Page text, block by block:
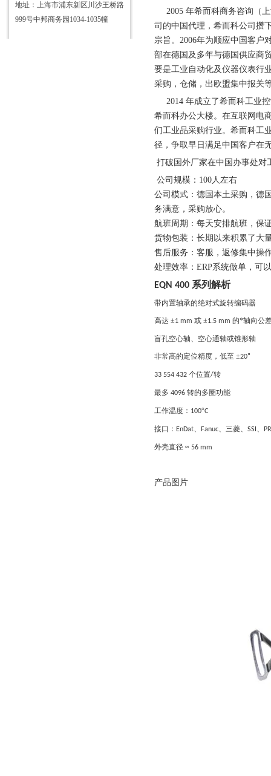
地址：上海市浦东新区川沙王桥路
999号中邦商务园1034-1035幢
2005 年希而科商务咨询（上
司的中国代理，希而科公司攒
宗旨。2006年为顺应中国客户
部在德国及多年与德国供应商
要是工业自动化及仪器仪表行
采购，仓储，出欧盟集中报关
2014 年成立了希而科工业控
希而科办公大楼。在互联网电
们工业品采购行业。希而科工
径，争取早日满足中国客户在
打破国外厂家在中国办事处对
公司规模：100人左右
公司模式：德国本土采购，德
务满意，采购放心。
航班周期：每天安排航班，保
货物包装：长期以来积累了大
售后服务：客服，返修集中操
处理效率： ERP系统做单，可
EQN 400 系列解析
带内置轴承的绝对式旋转编码器
高达 ±1 mm 或 ±1.5 mm 的*轴向公
盲孔空心轴、空心通轴或锥形轴
非常高的定位精度，低至 ±20"
33 554 432 个位置/转
最多 4096 转的多圈功能
工作温度： 100°C
接口： EnDat、 Fanuc、三菱、 SSI 、
外壳直径 ≈ 56 mm
产品图片